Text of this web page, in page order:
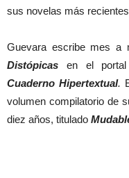
sus novelas más
Guevara escribe mes a
Distópicas en el portal
Cuaderno Hipertextual.
volumen compilatorio de
diez años, titulado